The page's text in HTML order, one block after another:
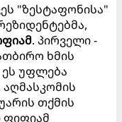
"ზესტაფონისა"
. პირველი -
ხმის
უფლება
თქმის